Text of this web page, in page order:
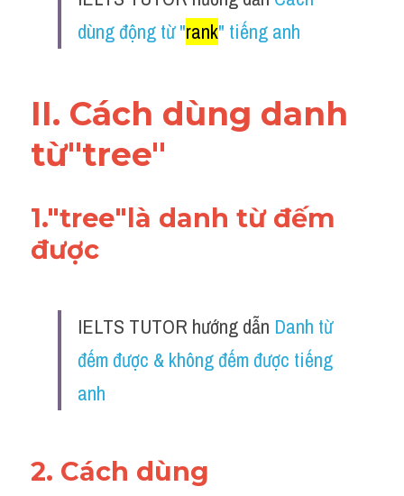
dùng động từ "rank" tiếng anh
II. Cách dùng danh
từ"tree"
1."tree"là danh từ đếm
được
IELTS TUTOR hướng dẫn Danh từ
đếm được & không đếm được tiếng
anh
2. Cách dùng